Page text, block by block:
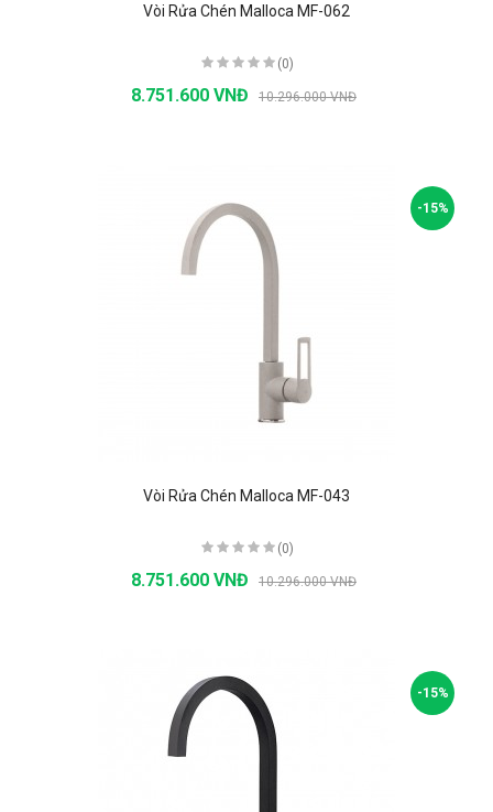
Vòi Rửa Chén Malloca MF-062
(0)
8.751.600 VNĐ 10.296.000 VNĐ
-15%
Vòi Rửa Chén Malloca MF-043
(0)
8.751.600 VNĐ 10.296.000 VNĐ
-15%